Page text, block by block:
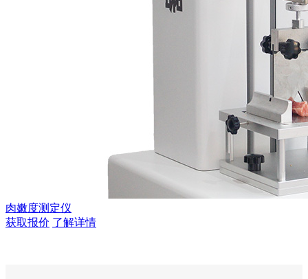
肉嫩度测定仪
获取报价 了解详情